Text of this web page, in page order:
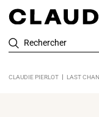
Rechercher
CLAUDIE PIERLOT LAST